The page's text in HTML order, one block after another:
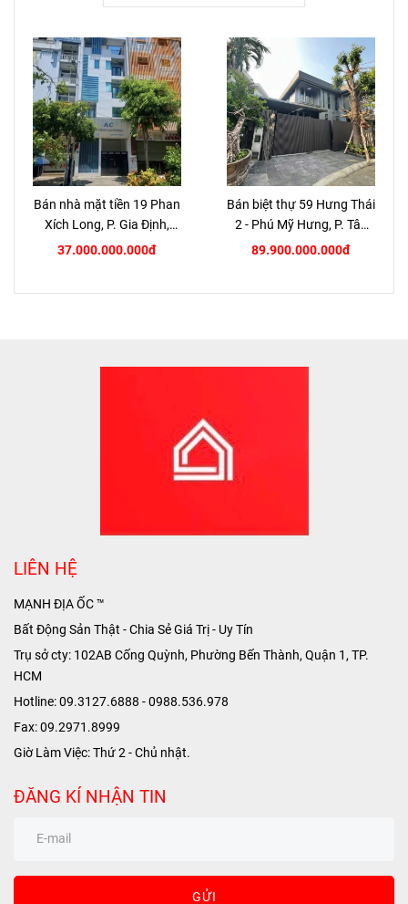
Bán nhà mặt tiền 19 Phan
Xích Long, P. Gia Định,
TP.HCM
37.000.000.000đ
Bán biệt thự 59 Hưng Thái
2 - Phú Mỹ Hưng, P. Tân
Hưng, Quận 7
89.900.000.000đ
LIÊN HỆ
MẠNH ĐỊA ỐC ™
Bất Động Sản Thật - Chia Sẻ Giá Trị - Uy Tín
Trụ sở cty: 102AB Cống Quỳnh, Phường Bến Thành, Quận 1, TP.
HCM
Hotline: 09.3127.6888 - 0988.536.978
Fax: 09.2971.8999
Giờ Làm Việc: Thứ 2 - Chủ nhật.
ĐĂNG KÍ NHẬN TIN
GỬI